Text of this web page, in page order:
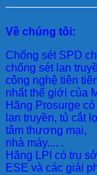
Về chúng tôi:
Chống sét SPD
chống sét lan
công nghệ tiên
nhất thế giới của
Hãng Prosurge có
lan truyền, tủ cắt
tâm thương mại,
nhà máy.... .
Hãng LPI có trụ
ESE và các giải